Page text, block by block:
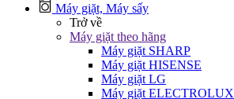
Máy giặt, Máy sấy
Trở về
Máy giặt theo hãng
Máy giặt SHARP
Máy giặt HISENSE
Máy giặt LG
Máy giặt ELECTROLUX